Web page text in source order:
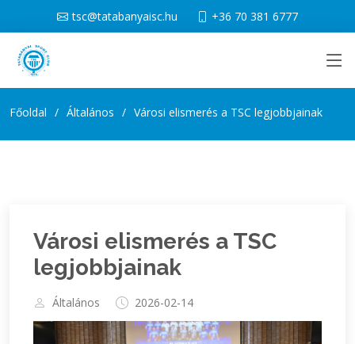
tsc@tatabanyaisc.hu +36 70 381 6777
Főoldal Általános Városi elismerés a TSC legjobbjainak
Városi elismerés a TSC
legjobbjainak
Általános 2026-02-14